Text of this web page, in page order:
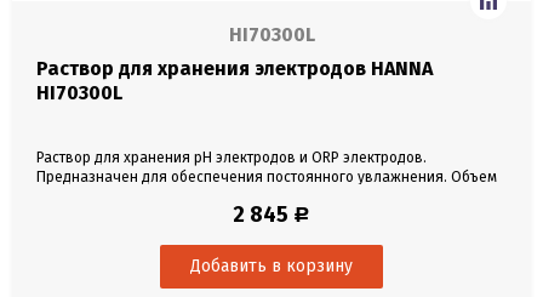
HI70300L
Раствор для хранения электродов HANNA
HI70300L
Раствор для хранения pH электродов и ORP электродов.
Предназначен для обеспечения постоянного увлажнения. Объем
2 845 Р